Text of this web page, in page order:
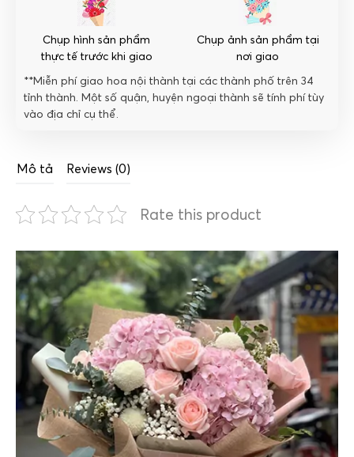
Chụp hình sản phẩm
thực tế trước khi giao
Chụp ảnh sản phẩm tại
nơi giao
**Miễn phí giao hoa nội thành tại các thành phố trên 34
tỉnh thành. Một số quận, huyện ngoại thành sẽ tính phí tùy
vào địa chỉ cụ thể.
Mô tả Reviews (0)
Rate this product